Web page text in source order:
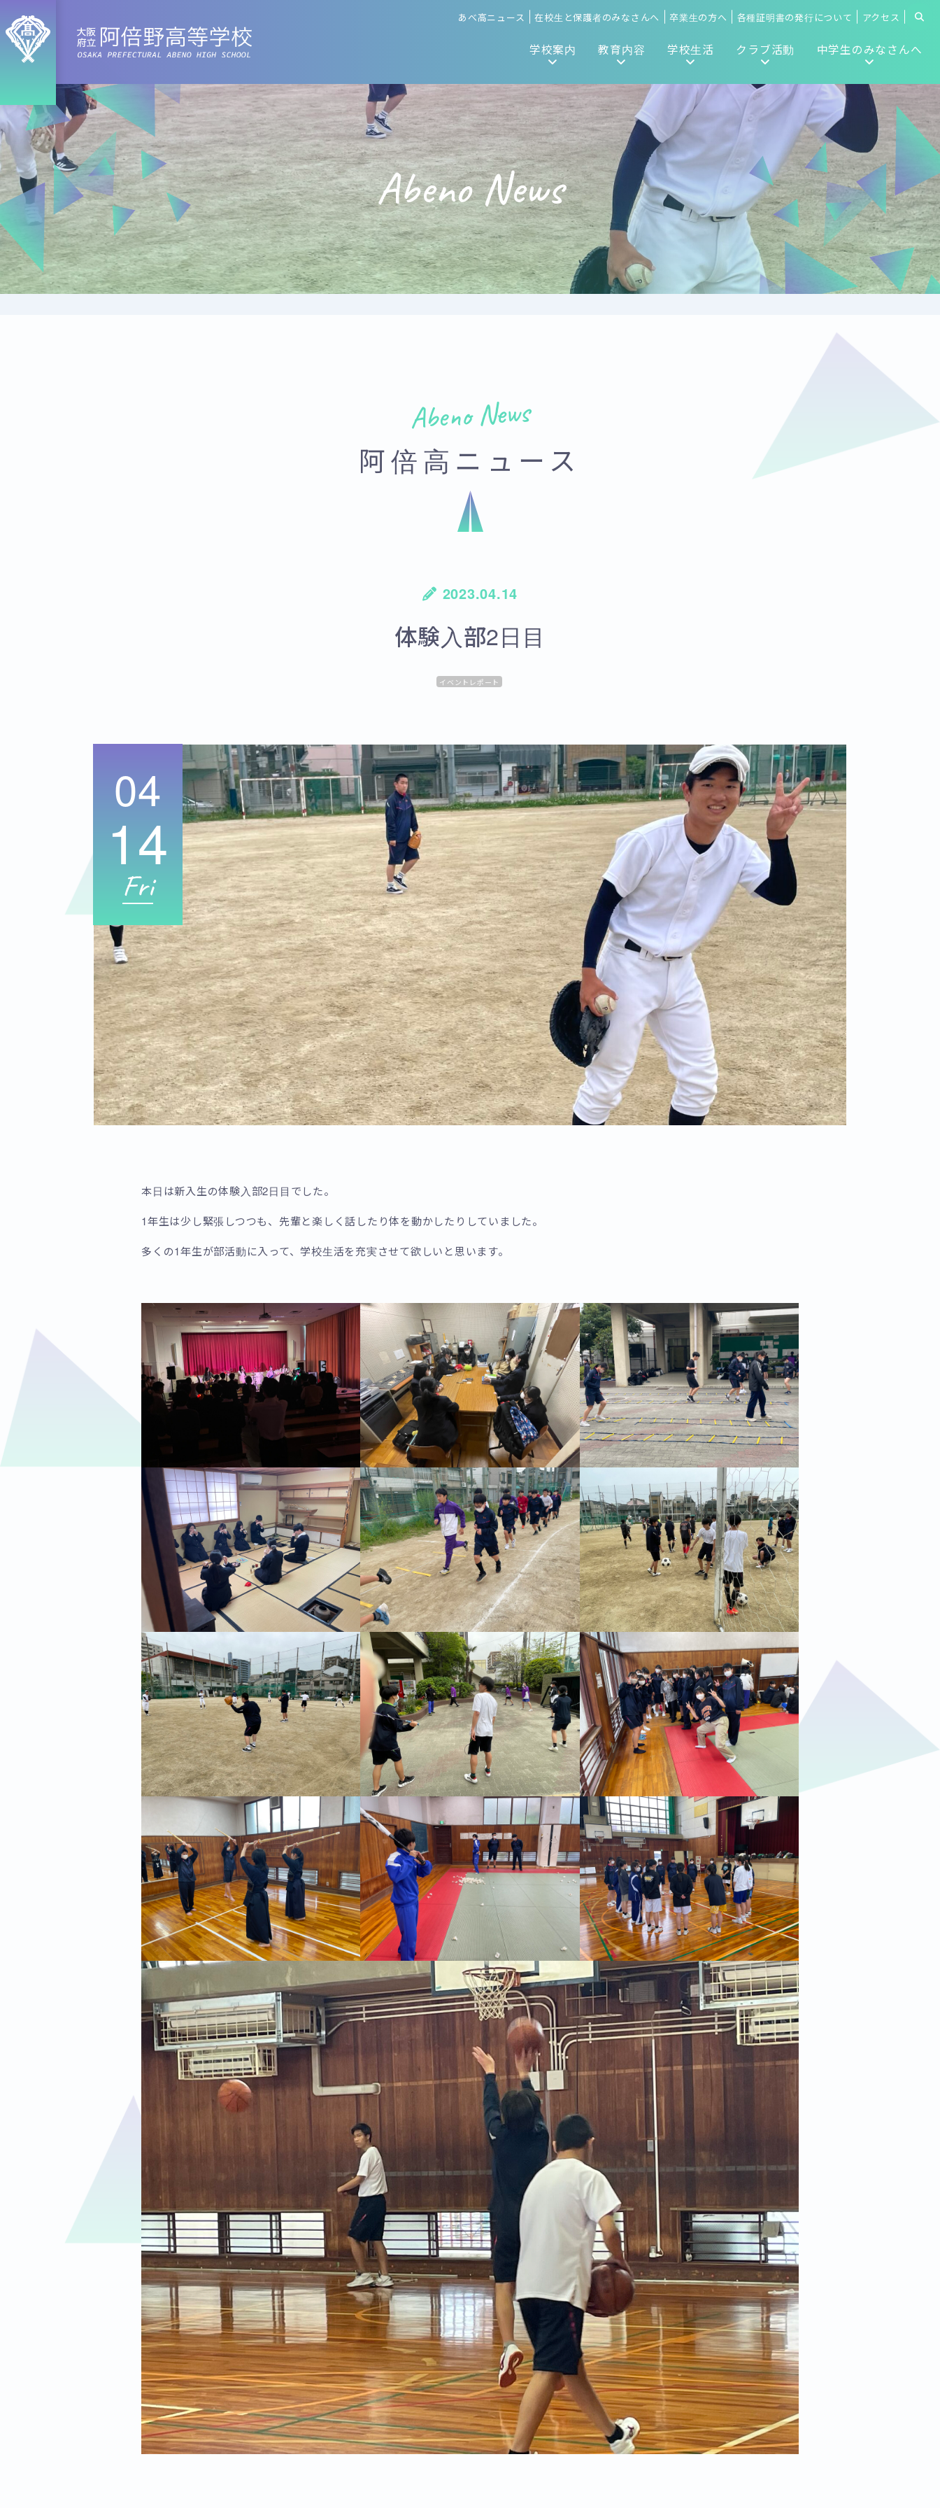
学校案内 教育内容 学校生活 クラブ活動 中学生のみなさんへ
あべ高ニュース 在校生と保護者のみなさんへ 卒業生の方へ 各種証明書の発行について アクセス
Abeno News
Abeno News
阿倍高ニュース
2023.04.14
体験入部2日目
イベントレポート
04
14
Fri
本日は新入生の体験入部2日目でした。
1年生は少し緊張しつつも、先輩と楽しく話したり体を動かしたりしていました。
多くの1年生が部活動に入って、学校生活を充実させて欲しいと思います。